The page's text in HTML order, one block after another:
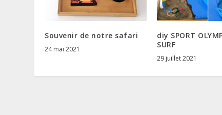
Souvenir de notre safari
24 mai 2021
diy SPORT
SURF
29 juillet 2021